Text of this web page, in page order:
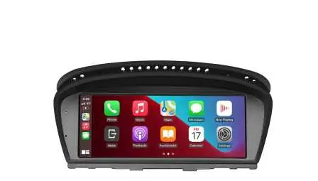
Navigatie Audi A4
Navigatie Audi A4 B6
Navigatie Audi A4 B7
Navigatie Audi A4 B8
Navigatie Audi A5
Navigatie Audi A6 C5
Navigatie Audi A6 C6
Navigatie Audi A6 C7
Navigatie Audi Q5